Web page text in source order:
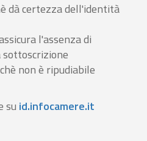
dà certezza dell'identità
l'assenza di
sottoscrizione
non è ripudiabile
su id.infocamere.it